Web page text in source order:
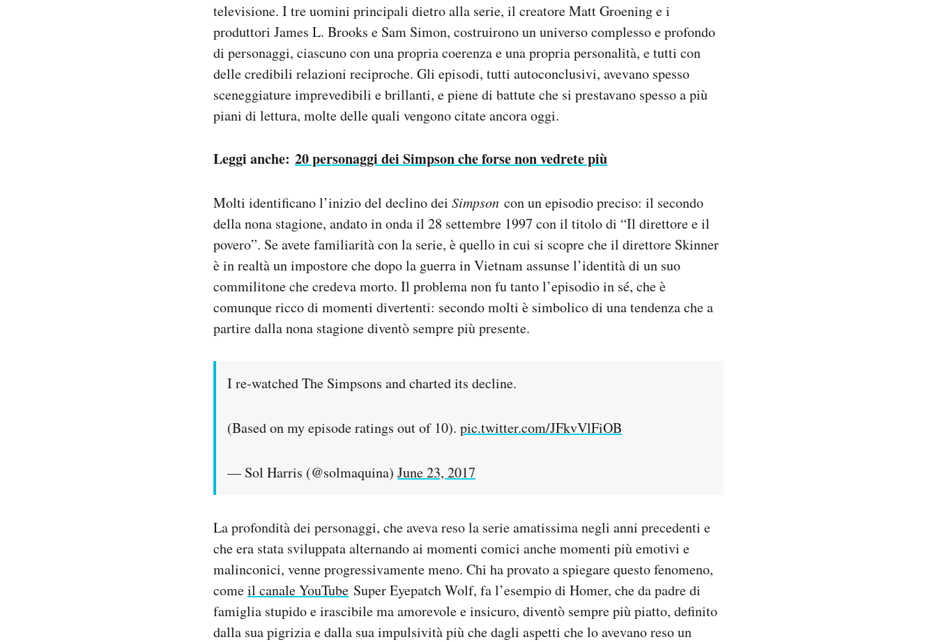
televisione. I tre uomini principali dietro alla serie, il creatore Matt Groening e i
produttori James L. Brooks e Sam Simon, costruirono un universo complesso e profondo
di personaggi, ciascuno con una propria coerenza e una propria personalità, e tutti con
delle credibili relazioni reciproche. Gli episodi, tutti autoconclusivi, avevano spesso
sceneggiature imprevedibili e brillanti, e piene di battute che si prestavano spesso a più
piani di lettura, molte delle quali vengono citate ancora oggi.
Leggi anche: 20 personaggi dei Simpson che forse non vedrete più
Molti identificano l’inizio del declino dei Simpson con un episodio preciso: il secondo
della nona stagione, andato in onda il 28 settembre 1997 con il titolo di “Il direttore e il
povero”. Se avete familiarità con la serie, è quello in cui si scopre che il direttore Skinner
è in realtà un impostore che dopo la guerra in Vietnam assunse l’identità di un suo
commilitone che credeva morto. Il problema non fu tanto l’episodio in sé, che è
comunque ricco di momenti divertenti: secondo molti è simbolico di una tendenza che a
partire dalla nona stagione diventò sempre più presente.
I re-watched The Simpsons and charted its decline.
(Based on my episode ratings out of 10). pic.twitter.com/JFkvVlFiOB
— Sol Harris (@solmaquina) June 23, 2017
La profondità dei personaggi, che aveva reso la serie amatissima negli anni precedenti e
che era stata sviluppata alternando ai momenti comici anche momenti più emotivi e
malinconici, venne progressivamente meno. Chi ha provato a spiegare questo fenomeno,
comeil canale YouTube Super Eyepatch Wolf, fa l’esempio di Homer, che da padre di
famiglia stupido e irascibile ma amorevole e insicuro, diventò sempre più piatto, definito
dalla sua pigrizia e dalla sua impulsività più che dagli aspetti che lo avevano reso un